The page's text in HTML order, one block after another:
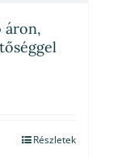
áron,
Részletek